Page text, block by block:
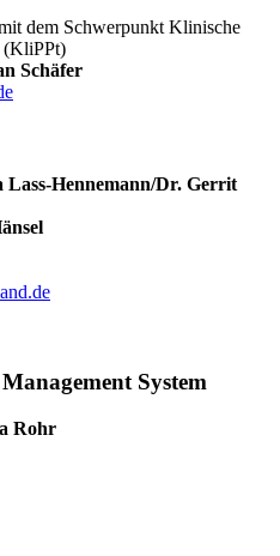
dem Schwerpunkt Klinische
(KliPPt)
Schäfer
Lass-Hennemann/Dr. Gerrit
System
Rohr